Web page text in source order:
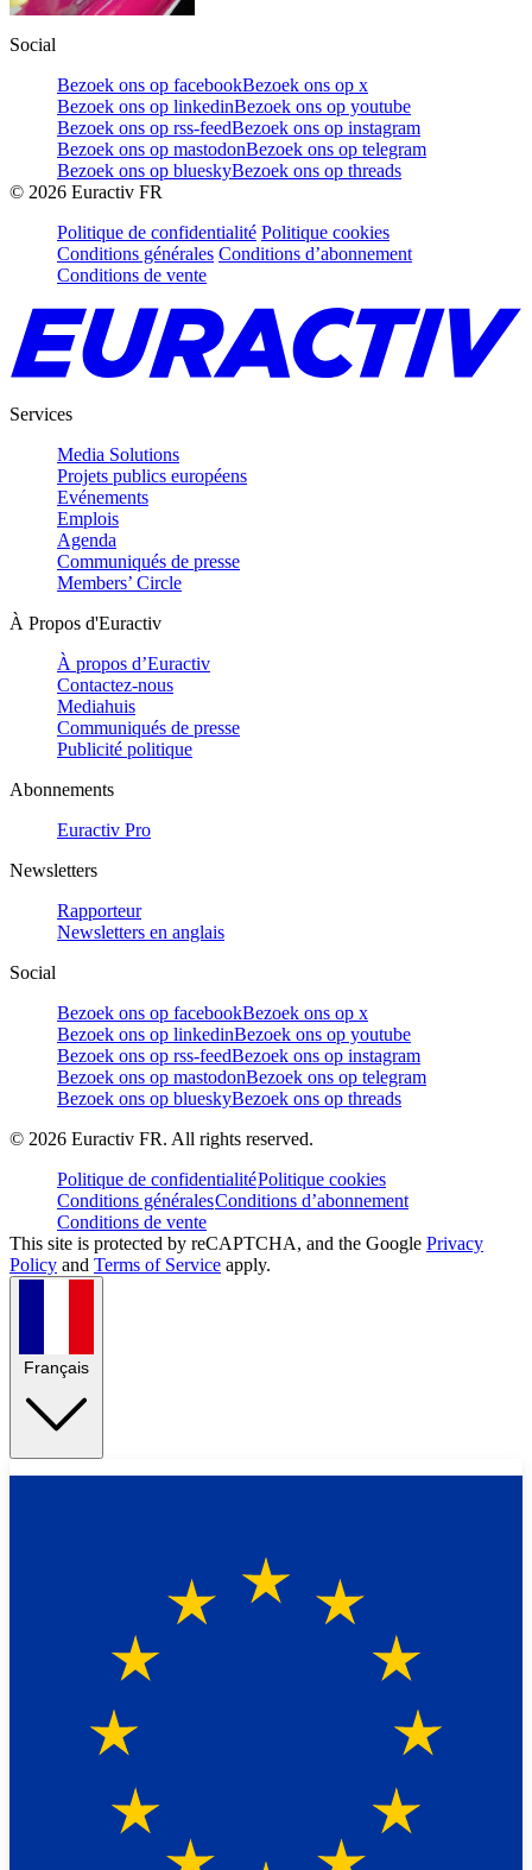
Social
Bezoek ons op facebookBezoek ons op x
Bezoek ons op linkedinBezoek ons op youtube
Bezoek ons op rss-feedBezoek ons op instagram
Bezoek ons op mastodonBezoek ons op telegram
Bezoek ons op blueskyBezoek ons op threads
© 2026 Euractiv FR
Politique de confidentialité Politique cookies
Conditions générales Conditions d’abonnement
Conditions de vente
Services
Media Solutions
Projets publics européens
Evénements
Emplois
Agenda
Communiqués de presse
Members’ Circle
À Propos d'Euractiv
À propos d’Euractiv
Contactez-nous
Mediahuis
Communiqués de presse
Publicité politique
Abonnements
Euractiv Pro
Newsletters
Rapporteur
Newsletters en anglais
Social
Bezoek ons op facebookBezoek ons op x
Bezoek ons op linkedinBezoek ons op youtube
Bezoek ons op rss-feedBezoek ons op instagram
Bezoek ons op mastodonBezoek ons op telegram
Bezoek ons op blueskyBezoek ons op threads
© 2026 Euractiv FR. All rights reserved.
Politique de confidentialitéPolitique cookies
Conditions généralesConditions d’abonnement
Conditions de vente
This site is protected by reCAPTCHA, and the Google Privacy
Policy and Terms of Service apply.
Français